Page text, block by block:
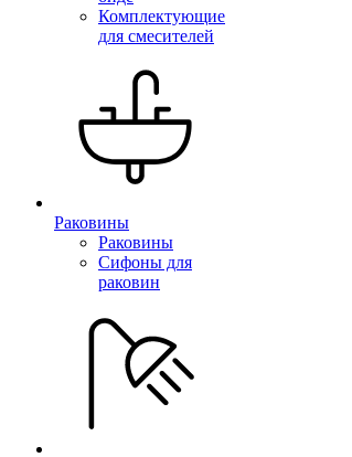
Комплектующие
для смесителей
Раковины
Раковины
Сифоны для
раковин